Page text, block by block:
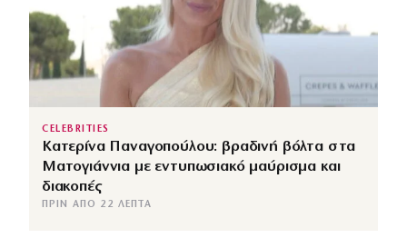
CELEBRITIES
Κατερίνα Παναγοπούλου: βραδινή βόλτα στα
Ματογιάννια με εντυπωσιακό μαύρισμα και
διακοπές
ΠΡΙΝ ΑΠΌ 22 ΛΕΠΤΆ